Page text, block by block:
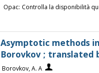
Opac: Controlla la disponibilità
Asymptotic methods
Borovkov ; translated
Borovkov, A. A